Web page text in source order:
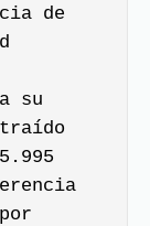
de
su